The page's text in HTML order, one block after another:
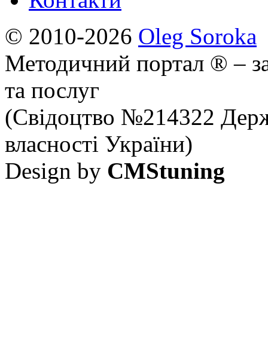
© 2010-2026 Oleg Soroka
Методичний портал ® –
та послуг
(Свідоцтво №214322
власності України)
Design by CMStuning